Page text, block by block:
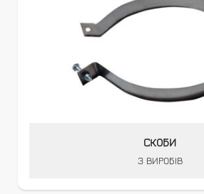
СКОБИ
3 ВИРОБІВ